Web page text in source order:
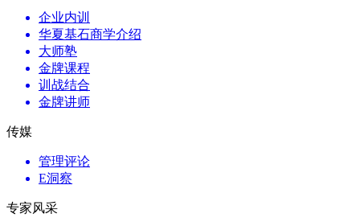
企业内训
华夏基石商学介绍
大师塾
金牌课程
训战结合
金牌讲师
传媒
管理评论
E洞察
专家风采